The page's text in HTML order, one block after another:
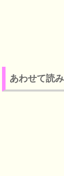
あわせて読